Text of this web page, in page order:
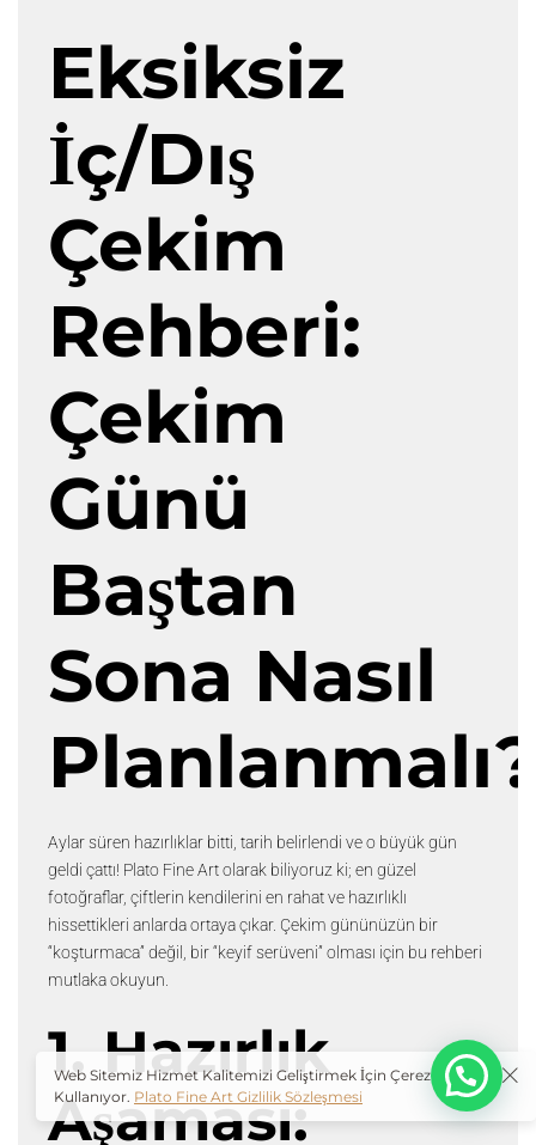
Eksiksiz
İç/Dış
Çekim
Rehberi:
Çekim
Günü
Baştan
Sona Nasıl
Planlanmalı?
Aylar süren hazırlıklar bitti, tarih belirlendi ve o büyük gün
geldi çattı! Plato Fine Art olarak biliyoruz ki; en güzel
fotoğraflar, çiftlerin kendilerini en rahat ve hazırlıklı
hissettikleri anlarda ortaya çıkar. Çekim gününüzün bir
“koşturmaca” değil, bir “keyif serüveni” olması için bu rehberi
mutlaka okuyun.
1. Hazırlık
Aşaması:
Web Sitemiz Hizmet Kalitemizi Geliştirmek İçin Çerezleri
Kullanıyor. Plato Fine Art Gizlilik Sözleşmesi